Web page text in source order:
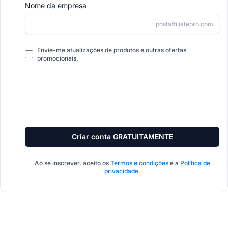
Nome da empresa
.postaffiliatepro.com
Envie-me atualizações de produtos e outras ofertas
promocionais.
Criar conta GRATUITAMENTE
Ao se inscrever, aceito os Termos e condiçõese a Política de
privacidade.